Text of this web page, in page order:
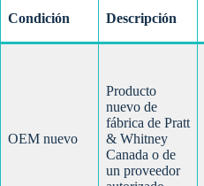
Condición Descripción
OEM nuevo
Producto
nuevo de
fábrica de Pratt
& Whitney
Canada o de
un proveedor